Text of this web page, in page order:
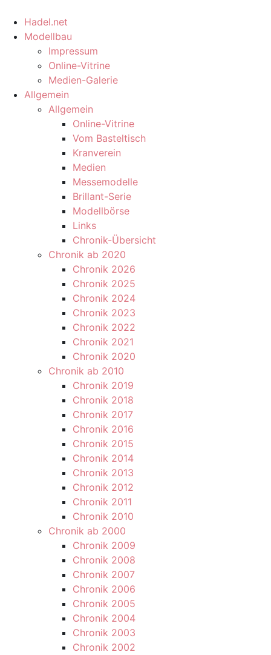
Hadel.net
Modellbau
Impressum
Online-Vitrine
Medien-Galerie
Allgemein
Allgemein
Online-Vitrine
Vom Basteltisch
Kranverein
Medien
Messemodelle
Brillant-Serie
Modellbörse
Links
Chronik-Übersicht
Chronik ab 2020
Chronik 2026
Chronik 2025
Chronik 2024
Chronik 2023
Chronik 2022
Chronik 2021
Chronik 2020
Chronik ab 2010
Chronik 2019
Chronik 2018
Chronik 2017
Chronik 2016
Chronik 2015
Chronik 2014
Chronik 2013
Chronik 2012
Chronik 2011
Chronik 2010
Chronik ab 2000
Chronik 2009
Chronik 2008
Chronik 2007
Chronik 2006
Chronik 2005
Chronik 2004
Chronik 2003
Chronik 2002